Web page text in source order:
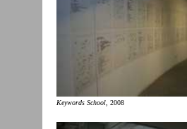
Keywords School , 2008